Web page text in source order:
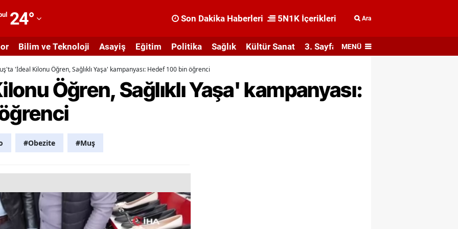
24° Son Dakika Haberleri 5N1K İçerikleri Ara
Bilim ve Teknoloji Asayiş Eğitim Politika Sağlık Kültür Sanat 3. Sayfa MENÜ
'İdeal Kilonu Öğren, Sağlıklı Yaşa' kampanyası: Hedef 100 bin öğrenci
Öğren, Sağlıklı Yaşa' kampanyası:
#Obezite #Muş